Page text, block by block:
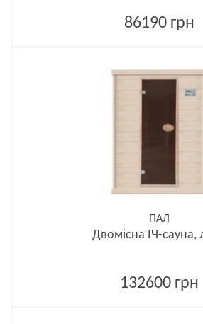
86190 грн
ПАЛ
Двомісна ІЧ-сауна,
132600 грн